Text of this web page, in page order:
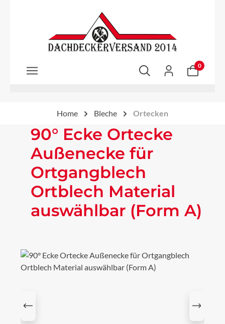
Zum Hauptinhalt springen
0
Home Bleche Ortecken
90° Ecke Ortecke
Außenecke für
Ortgangblech
Ortblech Material
auswählbar (Form A)
Bildergalerie überspringen